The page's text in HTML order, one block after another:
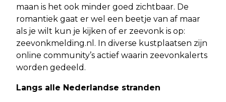
maan is het ook minder goed zichtbaar. De
romantiek gaat er wel een beetje van af maar
als je wilt kun je kijken of er zeevonk is op:
zeevonkmelding.nl. In diverse kustplaatsen zijn
online community’s actief waarin zeevonkalerts
worden gedeeld.
Langs alle Nederlandse stranden